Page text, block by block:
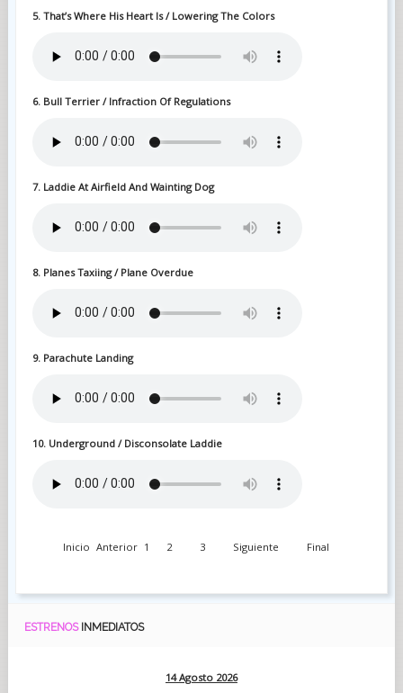
5. That’s Where His Heart Is / Lowering The Colors
6. Bull Terrier / Infraction Of Regulations
7. Laddie At Airfield And Wainting Dog
8. Planes Taxiing / Plane Overdue
9. Parachute Landing
10. Underground / Disconsolate Laddie
Inicio Anterior 1 2 3 Siguiente Final
ESTRENOS INMEDIATOS
14 Agosto 2026